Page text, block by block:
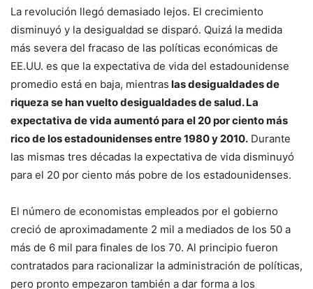
La revolución llegó demasiado lejos. El crecimiento
disminuyó y la desigualdad se disparó. Quizá la medida
más severa del fracaso de las políticas económicas de
EE.UU. es que la expectativa de vida del estadounidense
promedio está en baja, mientras las desigualdades de
riqueza se han vuelto desigualdades de salud. La
expectativa de vida aumentó para el 20 por ciento más
rico de los estadounidenses entre 1980 y 2010. Durante
las mismas tres décadas la expectativa de vida disminuyó
para el 20 por ciento más pobre de los estadounidenses.
El número de economistas empleados por el gobierno
creció de aproximadamente 2 mil a mediados de los 50 a
más de 6 mil para finales de los 70. Al principio fueron
contratados para racionalizar la administración de políticas,
pero pronto empezaron también a dar forma a los